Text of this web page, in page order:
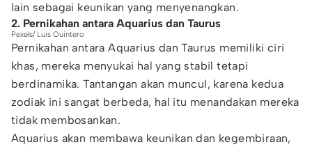
lain sebagai keunikan yang menyenangkan.
2. Pernikahan antara Aquarius dan Taurus
Pexels/ Luis Quintero
Pernikahan antara Aquarius dan Taurus memiliki ciri
khas, mereka menyukai hal yang stabil tetapi
berdinamika. Tantangan akan muncul, karena kedua
zodiak ini sangat berbeda, hal itu menandakan mereka
tidak membosankan.
Aquarius akan membawa keunikan dan kegembiraan,